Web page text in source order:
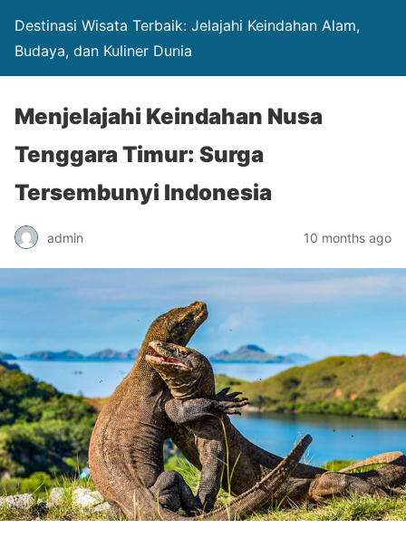
Destinasi Wisata Terbaik: Jelajahi Keindahan Alam,
Budaya, dan Kuliner Dunia
Menjelajahi Keindahan Nusa
Tenggara Timur: Surga
Tersembunyi Indonesia
admin 10 months ago